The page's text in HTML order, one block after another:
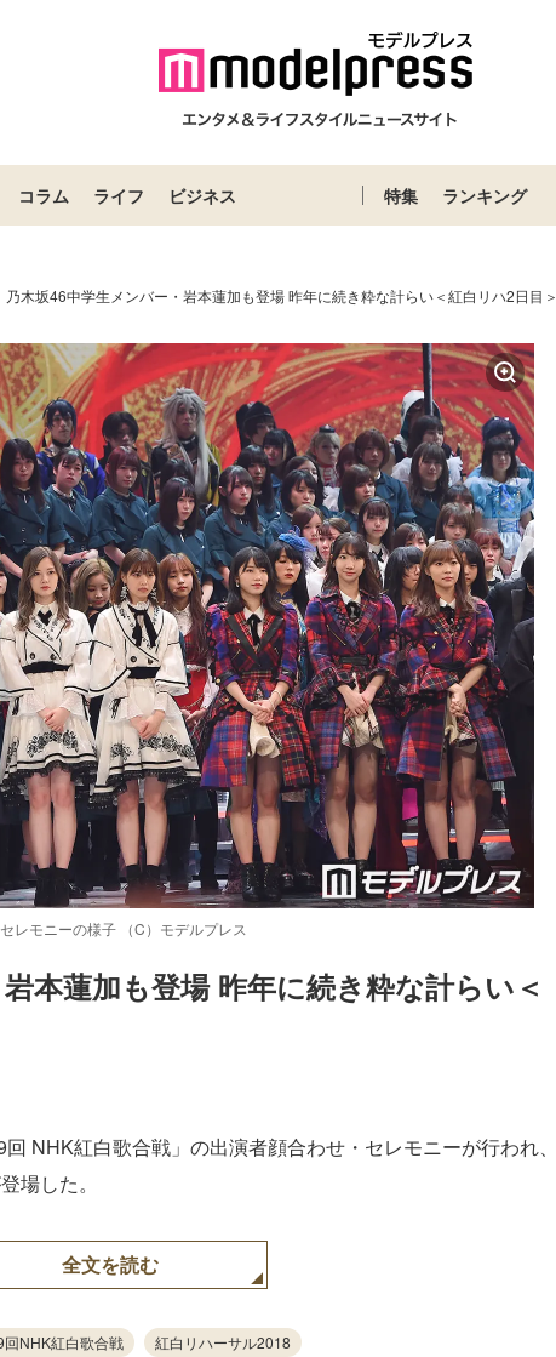
コラム ライフ ビジネス 特集 ランキング
乃木坂46中学生メンバー・岩本蓮加も登場 昨年に続き粋な計らい＜紅白リハ2日目＞
レモニーの様子 （C）モデルプレス
本蓮加も登場 昨年に続き粋な計らい＜
NHK紅白歌合戦」の出演者顔合わせ・セレモニーが行われ、
場した。
全文を読む
回NHK紅白歌合戦 紅白リハーサル2018